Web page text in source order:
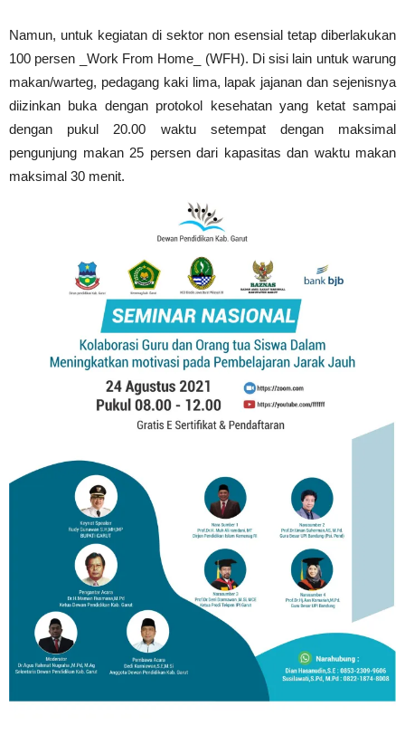
Namun, untuk kegiatan di sektor non esensial tetap diberlakukan
100 persen _Work From Home_ (WFH). Di sisi lain untuk warung
makan/warteg, pedagang kaki lima, lapak jajanan dan sejenisnya
diizinkan buka dengan protokol kesehatan yang ketat sampai
dengan pukul 20.00 waktu setempat dengan maksimal
pengunjung makan 25 persen dari kapasitas dan waktu makan
maksimal 30 menit.